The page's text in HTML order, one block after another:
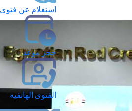
استعلام عن فتوى
حجز موعد
الفتوى الهاتفية